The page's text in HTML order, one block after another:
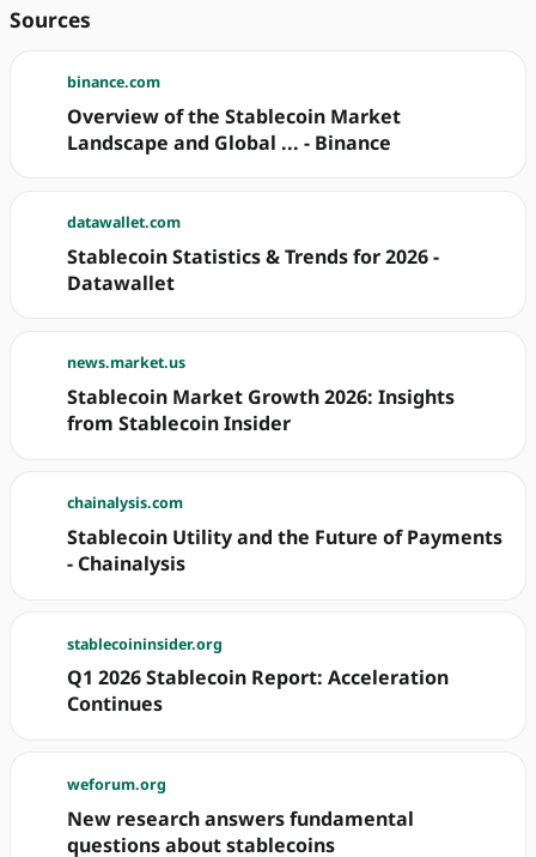
Sources
binance.com
Overview of the Stablecoin Market
Landscape and Global ... - Binance
datawallet.com
Stablecoin Statistics & Trends for 2026 -
Datawallet
news.market.us
Stablecoin Market Growth 2026: Insights
from Stablecoin Insider
chainalysis.com
Stablecoin Utility and the Future of Payments
- Chainalysis
stablecoininsider.org
Q1 2026 Stablecoin Report: Acceleration
Continues
weforum.org
New research answers fundamental
questions about stablecoins